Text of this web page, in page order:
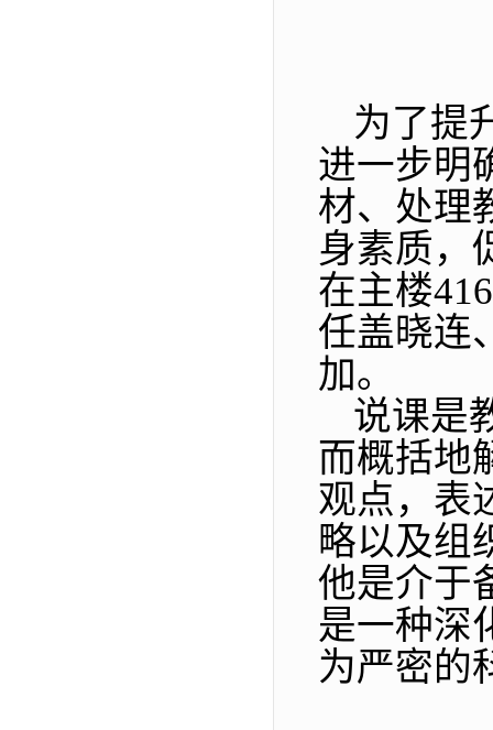
为了提
进一步明
材、处理
身素质，
在主楼
任盖晓连
加。
说课是
而概括地
观点，表
略以及组
他是介于
是一种深
为严密的